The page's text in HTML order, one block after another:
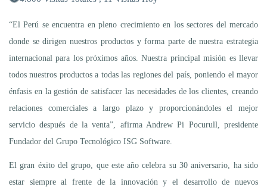
“El Perú se encuentra en pleno crecimiento en los sectores del mercado
donde se dirigen nuestros productos y forma parte de nuestra estrategia
internacional para los próximos años. Nuestra principal misión es llevar
todos nuestros productos a todas las regiones del país, poniendo el mayor
énfasis en la gestión de satisfacer las necesidades de los clientes, creando
relaciones comerciales a largo plazo y proporcionándoles el mejor
servicio después de la venta”, afirma Andrew Pi Pocurull, presidente
Fundador del Grupo Tecnológico ISG Software.
El gran éxito del grupo, que este año celebra su 30 aniversario, ha sido
estar siempre al frente de la innovación y el desarrollo de nuevos